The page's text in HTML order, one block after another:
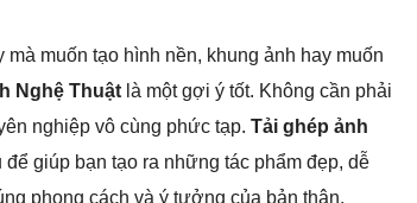
muốn tạo hình nền, khung ảnh hay muốn
Nghệ Thuật là một gợi ý tốt. Không cần phải
nghiệp vô cùng phức tạp. Tải ghép ảnh
giúp bạn tạo ra những tác phẩm đẹp, dễ
phong cách và ý tưởng của bản thân.